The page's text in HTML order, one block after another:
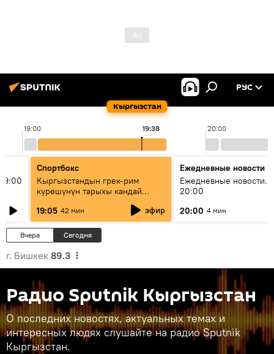
Кыргызстан
РУС
19:00 20:00
19:38
Спортбокс
Кыргызстандын грек-рим
күрөшүнүн тарыхы кандай
19:05 42 мин эфир
Ежедневные новости
Ежедневные новости.
20:00
20:00 4 мин
Вчера Сегодня
г. Бишкек 89.3
Радио Sputnik Кыргызстан
О последних новостях, актуальных темах и
интересных людях слушайте на радио Sputnik
Кыргызстан.